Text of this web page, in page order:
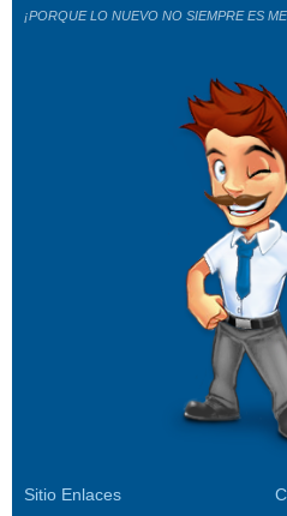
Sitio Enlaces
¡PORQUE LO NUEVO NO SIEMPRE ES